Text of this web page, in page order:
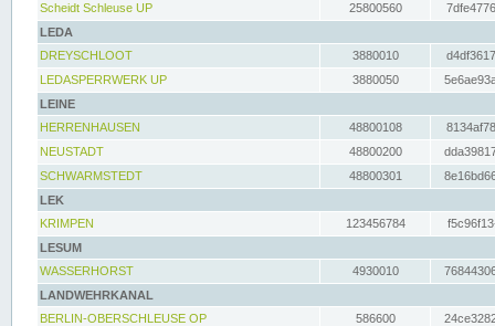
Scheidt Schleuse UP
25800560
LEDA
DREYSCHLOOT
3880010
LEDASPERRWERK UP
3880050
LEINE
HERRENHAUSEN
48800108
NEUSTADT
48800200
SCHWARMSTEDT
48800301
LEK
KRIMPEN
123456784
LESUM
WASSERHORST
4930010
LANDWEHRKANAL
BERLIN-OBERSCHLEUSE OP
586600